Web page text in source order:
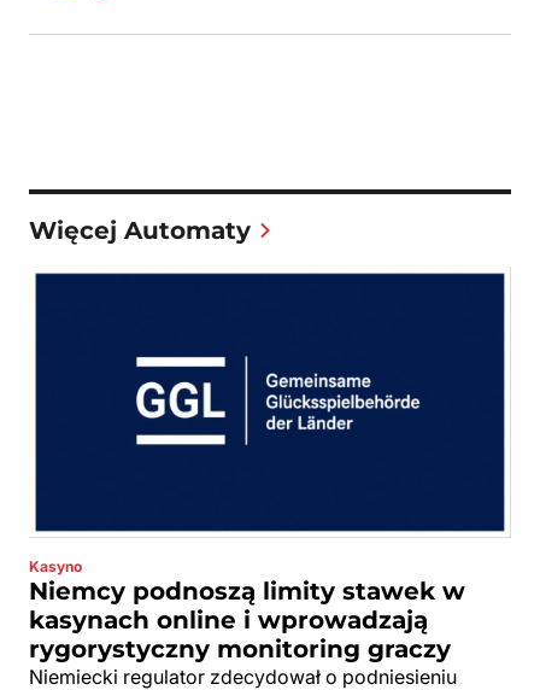
Więcej Automaty
Kasyno
Niemcy podnoszą limity stawek w
kasynach online i wprowadzają
rygorystyczny monitoring graczy
Niemiecki regulator zdecydował o podniesieniu